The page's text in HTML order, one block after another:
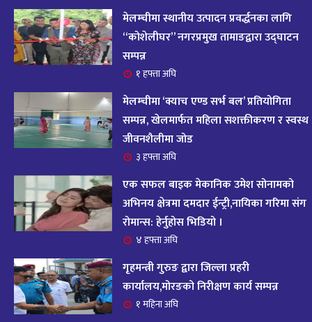
१४ आज २०८२ साल भदौ १६ गते सोमबारको राशिफल
११ महिना अघि
१५
आजको राशिफल : २०८२ भदौ १२ गते बिहीवार, २८
अगस्ट २०२५
११ महिना अघि
१६ आजको राशिफल – २०८२ साल भाद्र १० गते, मंगलबार
१७ आजको राशिफल – २०८२ साल भाद्र १० गते, मंगलबार
११ महिना अघि
१८
आजको राशिफल : आइतवार, ८ भदौ २०८२ (२४ अगस्ट
२०२५)
११ महिना अघि
मेलम्चीमा स्थानीय उत्पादन प्रवर्द्धनका लागि
“कोशेलीघर” नगरप्रमुख तामाङद्वारा उद्घाटन
सम्पन्न
१ हफ्ता अघि
मेलम्चीमा ‘क्याच एण्ड सर्भ बल’ प्रतियोगिता
सम्पन्न, खेलमार्फत महिला सशक्तीकरण र स्वस्थ
जीवनशैलीमा जोड
३ हफ्ता अघि
एक सफल बाइक मेकानिक उमेश सोनामको
अभिनय क्षेत्रमा दमदार ईन्ट्री,नायिका गरिमा संग
रोमान्स: हेर्नुहोस भिडियो ।
४ हफ्ता अघि
गृहमन्त्री गुरुङ द्वारा जिल्ला प्रहरी
कार्यालय,मोरङको निरीक्षण कार्य सम्पन्न
१ महिना अघि